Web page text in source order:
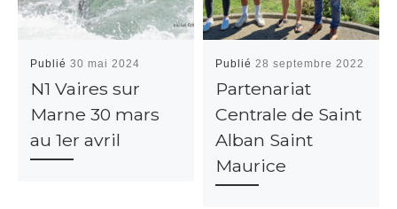
Publié30 mai 2024
N1 Vaires sur
Marne 30 mars
au 1er avril
Publié28 septembre 2022
Partenariat
Centrale de Saint
Alban Saint
Maurice